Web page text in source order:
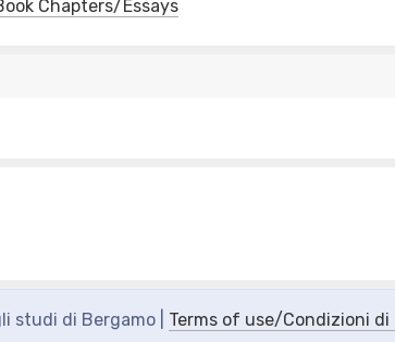
Chapters/Essays
studi di Bergamo | Terms of use/Condizioni